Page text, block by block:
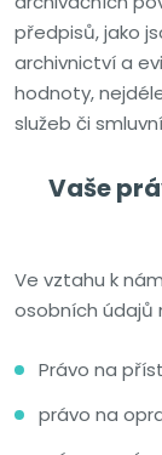
předpisů, jako
archivnictví a
hodnoty,
služeb či
Vaše
Ve vztahu k
osobních údajů
Právo na
právo na